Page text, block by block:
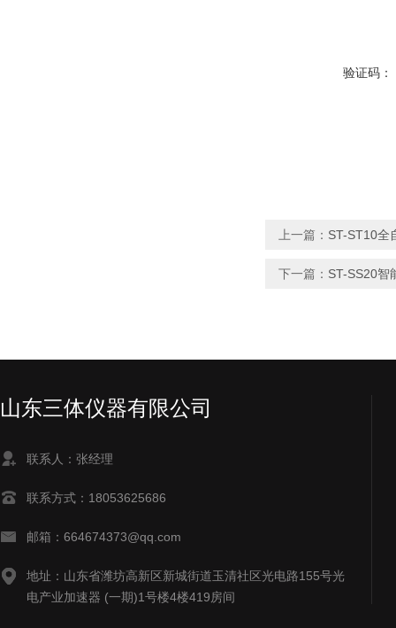
验证码：
上一篇： ST-ST10全
下一篇： ST-SS20智
山东三体仪器有限公司
联系人：张经理
联系方式：18053625686
邮箱：664674373@qq.com
地址：山东省潍坊高新区新城街道玉清社区光电路155号光
电产业加速器 (一期)1号楼4楼419房间